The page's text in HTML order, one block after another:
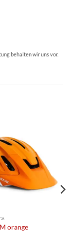
behalten wir uns vor.
orange